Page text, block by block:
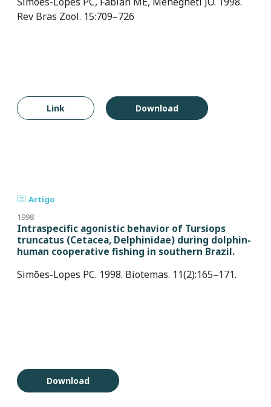
Rev Bras Zool. 15:709–726
Link Download
Artigo
1998
Intraspecific agonistic behavior of Tursiops
truncatus (Cetacea, Delphinidae) during dolphin-
human cooperative fishing in southern Brazil.
Simões-Lopes PC. 1998. Biotemas. 11(2):165–171.
Download